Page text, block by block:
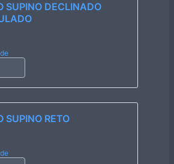
SUPINO DECLINADO
SUPINO RETO